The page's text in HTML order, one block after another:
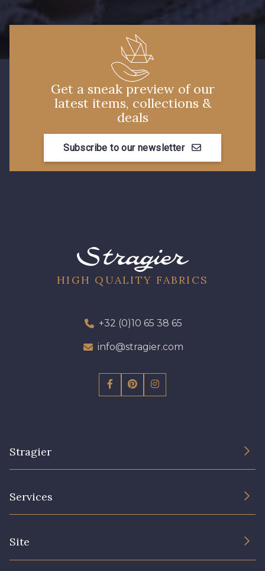
Get a sneak preview of our
latest items, collections &
deals
Subscribe to our newsletter
HIGH QUALITY FABRICS
+32 (0)10 65 38 65
info@stragier.com
Stragier
Services
Site